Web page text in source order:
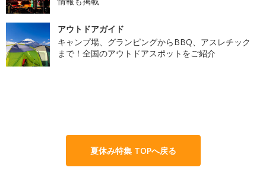
アウトドアガイド
キャンプ場、グランピングからBBQ、アスレチック
まで！全国のアウトドアスポットをご紹介
夏休み特集 TOPへ戻る